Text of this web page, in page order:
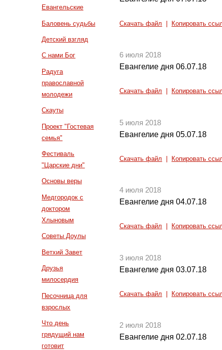
Евангельские
Баловень судьбы
Детский взгляд
С нами Бог
Радуга
православной
молодежи
Скауты
Проект "Гостевая
семья"
Фестиваль
"Царские дни"
Основы веры
Медгородок с
доктором
Хлыновым
Советы Доулы
Ветхий Завет
Друзья
милосердия
Песочница для
взрослых
Что день
грядущий нам
готовит
Скачать файл Копировать
6 июля 2018
Евангелие дня 06.07.18
Скачать файл Копировать
5 июля 2018
Евангелие дня 05.07.18
Скачать файл Копировать
4 июля 2018
Евангелие дня 04.07.18
Скачать файл Копировать
3 июля 2018
Евангелие дня 03.07.18
Скачать файл Копировать
2 июля 2018
Евангелие дня 02.07.18